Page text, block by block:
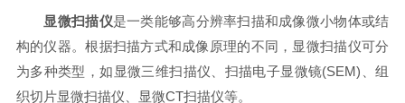
显微扫描仪是一类能够高分辨率扫描和成像微小物体或结
构的仪器。根据扫描方式和成像原理的不同，显微扫描仪可分
为多种类型，如显微三维扫描仪、扫描电子显微镜(SEM)、组
织切片显微扫描仪、显微CT扫描仪等。